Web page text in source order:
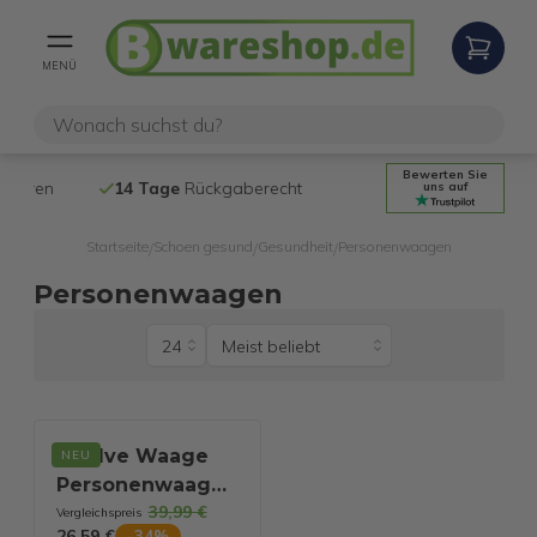
MENÜ
14 TageRückgaberecht
Bewerten Sie
uns auf
Startseite/ Schoen gesund Gesundheit Personenwaagen
Personenwaagen
NEU
e.volve Waage
Personenwaage
Digital - 16
Vergleichspreis 39,99 €